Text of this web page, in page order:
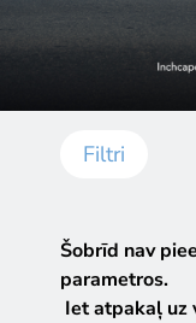
Filtri
Šobrīd nav
parametros.
Iet atpakaļ uz